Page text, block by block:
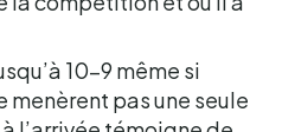
10-9 même si
pas une seule